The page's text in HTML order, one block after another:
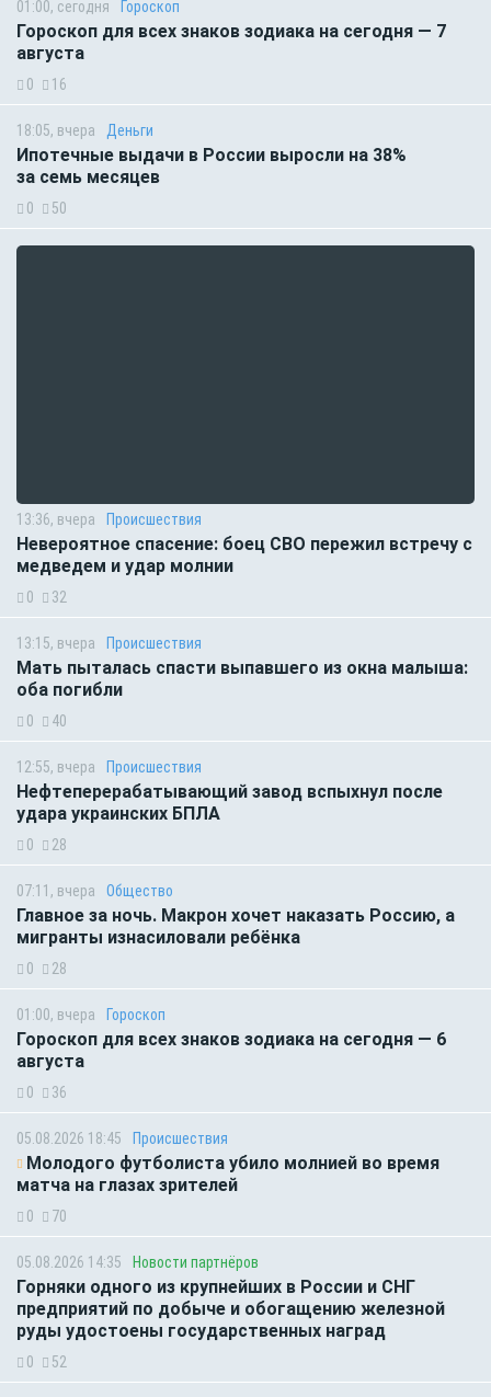
01:00, сегодня Гороскоп
Гороскоп для всех знаков зодиака на сегодня — 7
августа
0 16
18:05, вчера Деньги
Ипотечные выдачи в России выросли на 38%
за семь месяцев
0 50
13:36, вчера Происшествия
Невероятное спасение: боец СВО пережил встречу с
медведем и удар молнии
0 32
13:15, вчера Происшествия
Мать пыталась спасти выпавшего из окна малыша:
оба погибли
0 40
12:55, вчера Происшествия
Нефтеперерабатывающий завод вспыхнул после
удара украинских БПЛА
0 28
07:11, вчера Общество
Главное за ночь. Макрон хочет наказать Россию, а
мигранты изнасиловали ребёнка
0 28
01:00, вчера Гороскоп
Гороскоп для всех знаков зодиака на сегодня — 6
августа
0 36
05.08.2026 18:45 Происшествия
Молодого футболиста убило молнией во время
матча на глазах зрителей
0 70
05.08.2026 14:35 Новости партнёров
Горняки одного из крупнейших в России и СНГ
предприятий по добыче и обогащению железной
руды удостоены государственных наград
0 52